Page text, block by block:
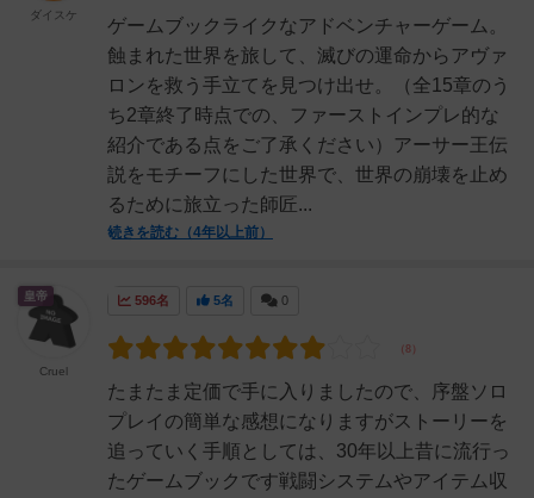
ゲームブックライクなアドベンチャーゲーム。
蝕まれた世界を旅して、滅びの運命からアヴァ
ロンを救う手立てを見つけ出せ。（全15章のう
ち2章終了時点での、ファーストインプレ的な
紹介である点をご了承ください）アーサー王伝
説をモチーフにした世界で、世界の崩壊を止め
るために旅立った師匠...
続きを読む（4年以上前）
ダイスケ
596名 5名 0
たまたま定価で手に入りましたので、序盤ソロ
プレイの簡単な感想になりますがストーリーを
追っていく手順としては、30年以上昔に流行っ
たゲームブックです戦闘システムやアイテム収
皇帝
Cruel